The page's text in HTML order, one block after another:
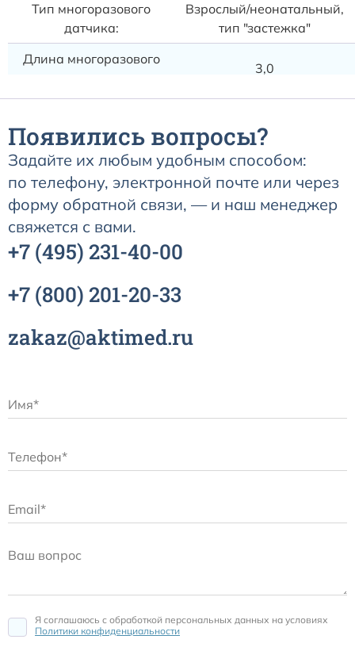
Тип многоразового
датчика:
Взрослый/неонатальный,
тип "застежка"
Длина многоразового
3,0
Появились вопросы?
Задайте их любым удобным способом:
по телефону, электронной почте или через
форму обратной связи, — и наш менеджер
свяжется с вами.
+7 (495) 231-40-00
+7 (800) 201-20-33
zakaz@aktimed.ru
Я соглашаюсь c обработкой персональных данных на условиях
Политики конфиденциальности